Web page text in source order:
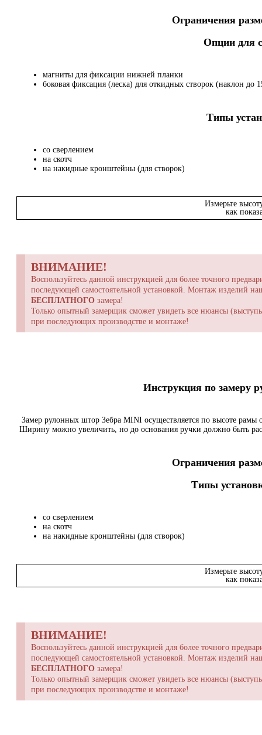
Ограничения
Опции для
магниты для фиксации нижней планки
боковая фиксация (леска) для откидных створок (наклон до
Типы
со сверлением
на скотч
на накидные кронштейны (для створок)
Измерьте
как
ВНИМАНИЕ!
Воспользуйтесь данной инструкцией для более точного
последующей самостоятельной установкой. Монтаж изделий
БЕСПЛАТНОГО замера!
Только опытный замерщик сможет увидеть все нюансы
при последующих производстве и монтаже!
Инструкция по
Замер рулонных штор Зебра MINI осуществляется по высоте
Ширину можно увеличить, но до основания ручки должно быть
Ограничения
Типы
со сверлением
на скотч
на накидные кронштейны (для створок)
Измерьте
как
ВНИМАНИЕ!
Воспользуйтесь данной инструкцией для более точного
последующей самостоятельной установкой. Монтаж изделий
БЕСПЛАТНОГО замера!
Только опытный замерщик сможет увидеть все нюансы
при последующих производстве и монтаже!